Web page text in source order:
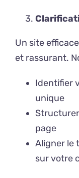
Un site
et rassurant.
Identifier
unique
page
Aligner le
sur votre